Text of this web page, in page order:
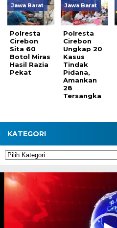
Jawa Barat
Polresta
Cirebon
Sita 60
Botol Miras
Hasil Razia
Pekat
Jawa Barat
Polresta
Cirebon
Ungkap 20
Kasus
Tindak
Pidana,
Amankan
28
Tersangka
KATEGORI
Kategori
Pemutar
Video